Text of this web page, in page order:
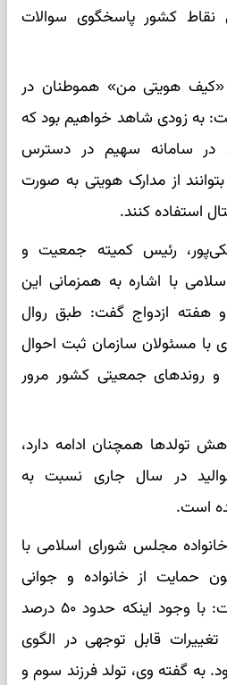
نقاط کشور پاسخگوی سوالات
«کیف هویتی من» هموطنان در
به زودی شاهد خواهیم بود که
در سامانه سهیم در دسترس
از مدارک هویتی به صورت
استفاده کنند.
رئیس کمیته جمعیت و
با اشاره به همزمانی این
هفته ازدواج گفت: طبق روال
مسئولان سازمان ثبت احوال
و روندهای جمعیتی کشور مرور
تولدها همچنان ادامه دارد،
در سال جاری نسبت به
است.
مجلس شورای اسلامی با
حمایت از خانواده و جوانی
جمعیت اشاره کرد و گفت: با وجود اینکه حدود ۵۰ درصد
قابل توجهی در الگوی
به گفته وی، تولد فرزند سوم و